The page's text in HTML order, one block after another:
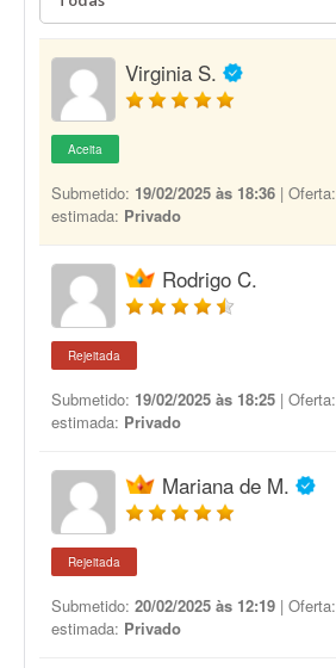
Virginia S.
Aceita
Submetido: 19/02/2025 às 18:36 | Oferta:
estimada: Privado
Rodrigo C.
Rejeitada
Submetido: 19/02/2025 às 18:25 | Oferta:
estimada: Privado
Mariana de M.
Rejeitada
Submetido: 20/02/2025 às 12:19 | Oferta:
estimada: Privado